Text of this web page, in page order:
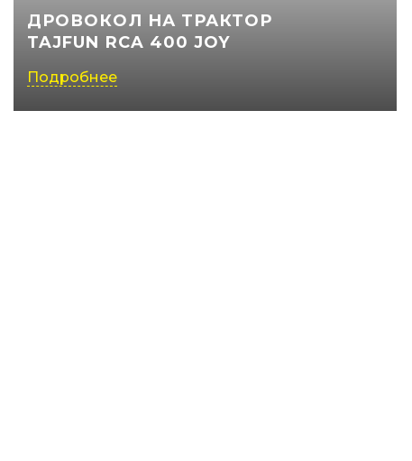
ДРОВОКОЛ НА ТРАКТОР
TAJFUN RCA 400 JOY
Подробнее